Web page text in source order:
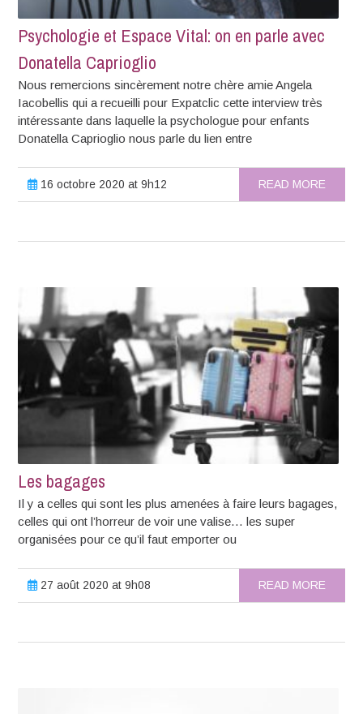
Psychologie et Espace Vital: on en parle avec
Donatella Caprioglio
Nous remercions sincèrement notre chère amie Angela
Iacobellis qui a recueilli pour Expatclic cette interview très
intéressante dans laquelle la psychologue pour enfants
Donatella Caprioglio nous parle du lien entre
16 octobre 2020 at 9h12 READ MORE
Les bagages
Il y a celles qui sont les plus amenées à faire leurs bagages,
celles qui ont l’horreur de voir une valise… les super
organisées pour ce qu’il faut emporter ou
27 août 2020 at 9h08 READ MORE